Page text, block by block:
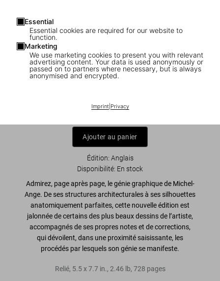
Essential
Essential cookies are required for our website to
function.
Marketing
We use marketing cookies to present you with relevant
advertising content. Your data is used anonymously or
passed on to partners where necessary, but is always
anonymised and encrypted.
Imprint| Privacy
1/7
US$ 25
Ajouter au panier
Édition: Anglais
Disponibilité: En stock
Admirez, page après page, le génie graphique de Michel-
Ange. De ses structures architecturales à ses silhouettes
anatomiquement parfaites, cette nouvelle édition est
jalonnée de certains des plus beaux dessins de l’artiste,
accompagnés de ses propres notes et de corrections,
qui dévoilent, dans une proximité saisissante, les
procédés par lesquels son génie se manifeste.
Relié, 5.5x7.7 in., 2.46 lb, 728 pages